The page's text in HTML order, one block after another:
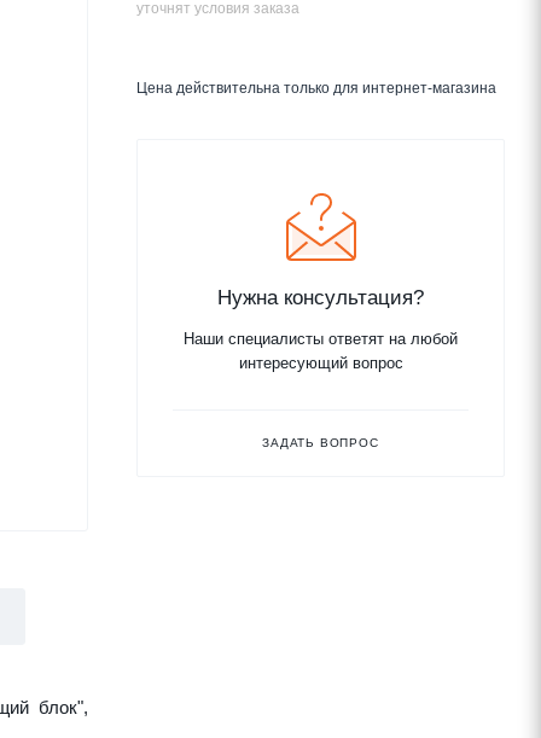
блок",
уточнят условия заказа
Цена действительна только для интернет-магазина
Нужна консультация?
Наши специалисты ответят на любой
интересующий вопрос
ЗАДАТЬ ВОПРОС